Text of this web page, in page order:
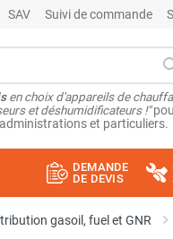
SAV Suivi de commande
en choix d'appareils de
et déshumidificateurs !"
et particuliers.
DEMANDE
DE DEVIS
gasoil, fuel et GNR